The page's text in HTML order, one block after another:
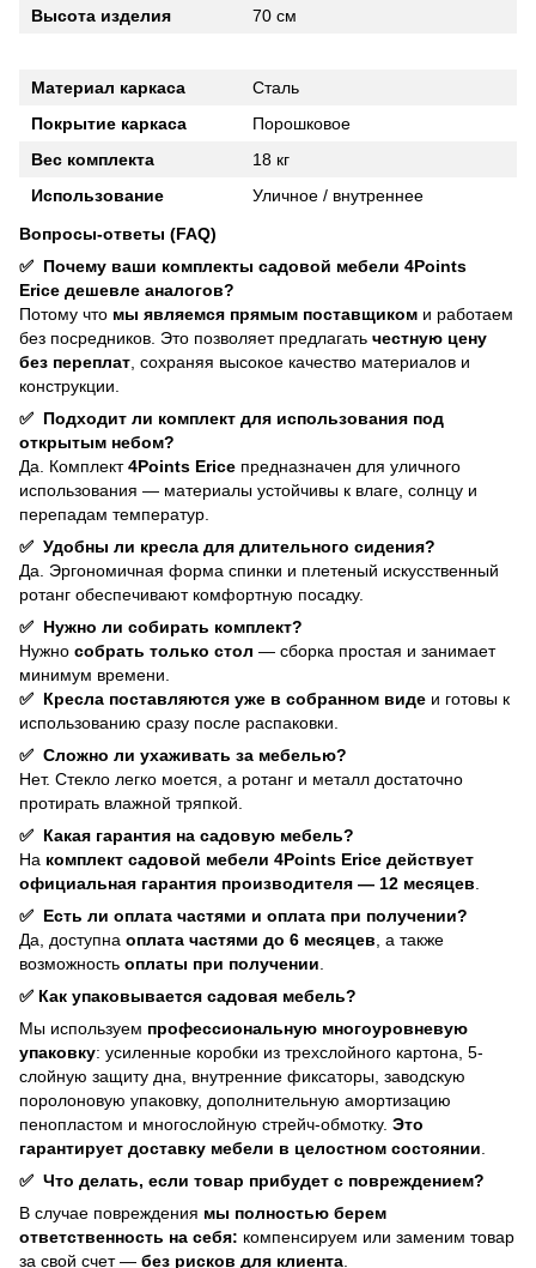
Высота изделия
70 см
Материал каркаса
Сталь
Покрытие каркаса
Порошковое
Вес комплекта
18 кг
Использование
Уличное / внутреннее
Вопросы-ответы (FAQ)
✅ Почему ваши комплекты садовой мебели 4Points
Erice дешевле аналогов?
Потому что мы являемся прямым поставщиком и работаем
без посредников. Это позволяет предлагать честную цену
без переплат, сохраняя высокое качество материалов и
конструкции.
✅ Подходит ли комплект для использования под
открытым небом?
Да. Комплект4Points Erice предназначен для уличного
использования — материалы устойчивы к влаге, солнцу и
перепадам температур.
✅ Удобны ли кресла для длительного сидения?
Да. Эргономичная форма спинки и плетеный искусственный
ротанг обеспечивают комфортную посадку.
✅ Нужно ли собирать комплект?
Нужно собрать только стол — сборка простая и занимает
минимум времени.
✅ Кресла поставляются уже в собранном виде и готовы к
использованию сразу после распаковки.
✅ Сложно ли ухаживать за мебелью?
Нет. Стекло легко моется, а ротанг и металл достаточно
протирать влажной тряпкой.
✅ Какая гарантия на садовую мебель?
На комплект садовой мебели 4Points Erice действует
официальная гарантия производителя — 12 месяцев.
✅ Есть ли оплата частями и оплата при получении?
Да, доступна оплата частями до 6 месяцев, а также
возможность оплаты при получении.
✅ Как упаковывается садовая мебель?
Мы используем профессиональную многоуровневую
упаковку: усиленные коробки из трехслойного картона, 5-
слойную защиту дна, внутренние фиксаторы, заводскую
поролоновую упаковку, дополнительную амортизацию
пенопластом и многослойную стрейч-обмотку. Это
гарантирует доставку мебели в целостном состоянии.
✅ Что делать, если товар прибудет с повреждением?
В случае повреждения мы полностью берем
ответственность на себя: компенсируем или заменим товар
за свой счет — без рисков для клиента.